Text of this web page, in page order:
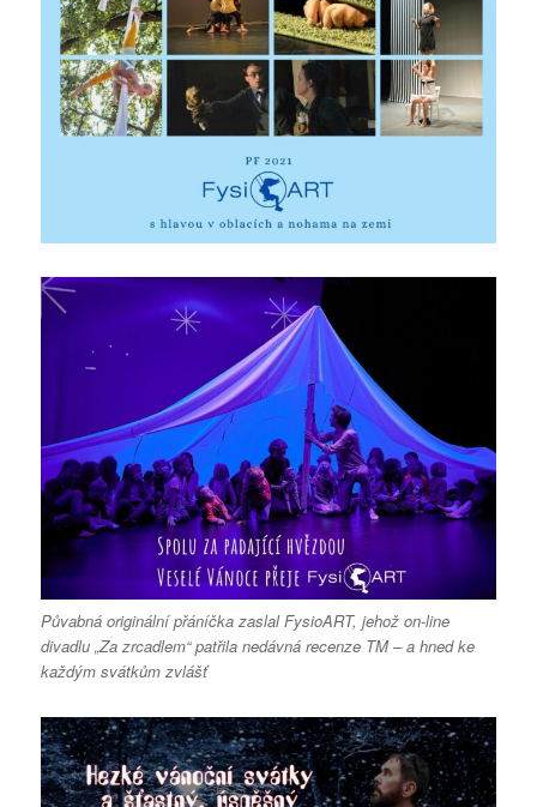
Půvabná originální přáníčka zaslal FysioART, jehož on-line
divadlu „Za zrcadlem“ patřila nedávná recenze TM – a hned ke
každým svátkům zvlášť